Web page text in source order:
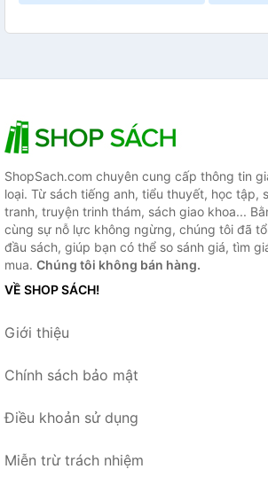
ShopSach.com chuyên cung cấp thông tin
loại. Từ sách tiếng anh, tiểu thuyết, học tập,
tranh, truyện trinh thám, sách giao khoa...
cùng sự nỗ lực không ngừng, chúng tôi đã
đầu sách, giúp bạn có thể so sánh giá, tìm
mua. Chúng tôi không bán hàng.
VỀ SHOP SÁCH!
Giới thiệu
Chính sách bảo mật
Điều khoản sử dụng
Miễn trừ trách nhiệm